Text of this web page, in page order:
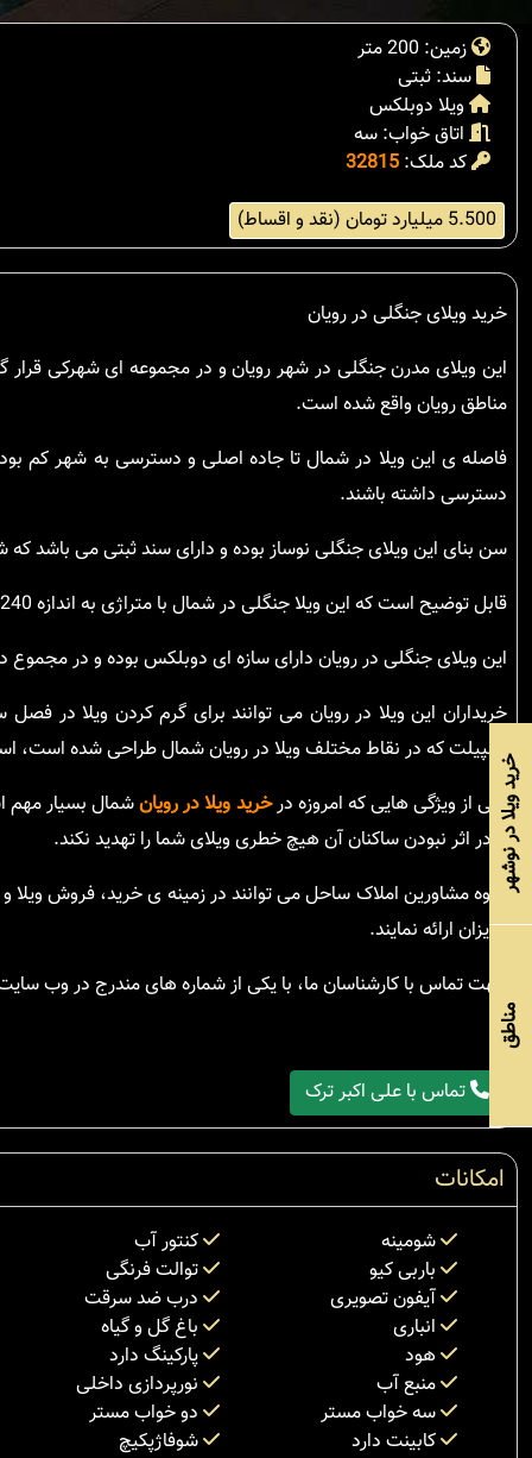
زمین: 200 متر
سند: ثبتی
ویلا دوبلکس
اتاق خواب: سه
کد ملک: 32815
5.500 میلیارد تومان (نقد و اقساط)
خرید ویلای جنگلی در رویان
این ویلای مدرن جنگلی در شهر رویان و در مجموعه ای شهرکی
مناطق رویان واقع شده است.
فاصله ی این ویلا در شمال تا جاده اصلی و دسترسی به شهر کم
دسترسی داشته باشند.
سن بنای این ویلای جنگلی نوساز بوده و دارای سند ثبتی می باشد
قابل توضیح است که این ویلا جنگلی در شمال با متراژی به اندازه 240 متر مربع در زمینی به مساحت 200 متر مربع واقع شده است.
این ویلای جنگلی در رویان دارای سازه ای دوبلکس بوده و در
خریداران این ویلا در رویان می توانند برای گرم کردن ویلا در
اسپیلت که در نقاط مختلف ویلا در رویان شمال طراحی شده است،
یکی از ویژگی هایی که امروزه درخرید ویلا در رویانشمال بسیار مهم
تا در اثر نبودن ساکنان آن هیچ خطری ویلای شما را تهدید نکند.
گروه مشاورین املاک ساحل می توانند در زمینه ی خرید، فروش
عزیزان ارائه نمایند.
جهت تماس با کارشناسان ما، با یکی از شماره های مندرج در وب
تماس با علی اکبر ترک
امکانات
شومینه
کنتور آب
باربی کیو
توالت فرنگی
آیفون تصویری
درب ضد سرقت
انباری
باغ گل و گیاه
هود
پارکینگ دارد
منبع آب
نورپردازی داخلی
سه خواب مستر
دو خواب مستر
کابینت دارد
شوفاژپکیچ
خرید ویلا در نوشهر
مناطق